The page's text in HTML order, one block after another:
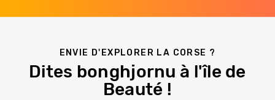
ENVIE D'EXPLORER LA CORSE ?
Dites bonghjornu à l'île de
Beauté !